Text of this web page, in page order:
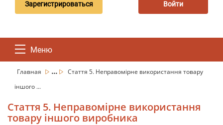
Зарегистрироваться Войти
Меню
Главная ...
Стаття 5. Неправомірне використання товару
іншого ...
Стаття 5. Неправомірне використання
товару іншого виробника